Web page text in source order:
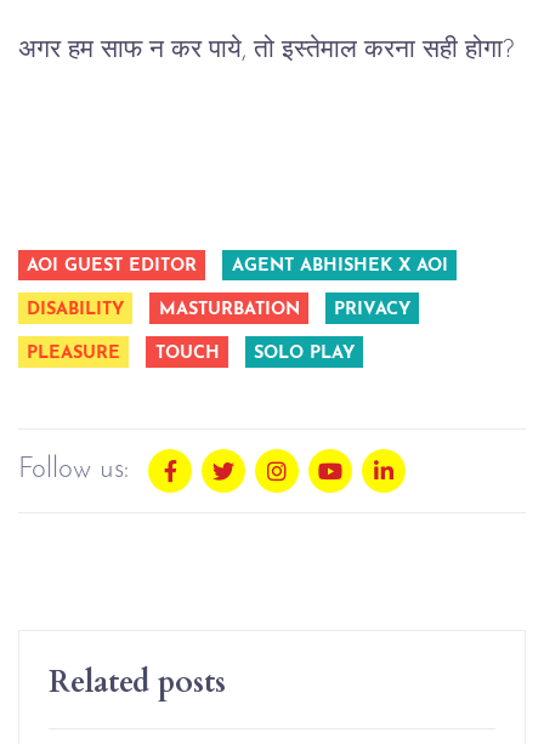
अगर हम साफ न कर पाये, तो इस्तेमाल करना सही होगा?
AOI GUEST EDITOR AGENT ABHISHEK X AOI
DISABILITY MASTURBATION PRIVACY
PLEASURE TOUCH SOLO PLAY
Follow us:
Related posts